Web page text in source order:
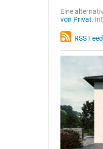
Eine
von Privat .
RSS